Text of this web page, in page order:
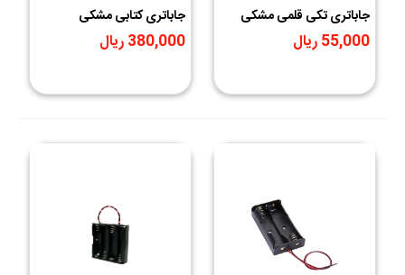
جاباتری تکی قلمی مشکی
55,000 ریال
جاباتری کتابی مشکی
380,000 ریال